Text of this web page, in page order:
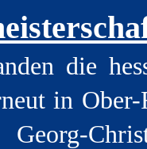
die
in Ober-